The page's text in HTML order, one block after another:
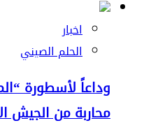
اخبار
الحلم الصيني
وداعاً لأسطورة
محاربة من الجيش